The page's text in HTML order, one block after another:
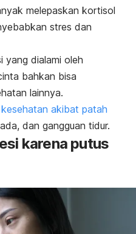
melepaskan kortisol
stres dan
yang dialami oleh
bahkan bisa
lainnya.
akibat patah
dan gangguan tidur.
karena putus